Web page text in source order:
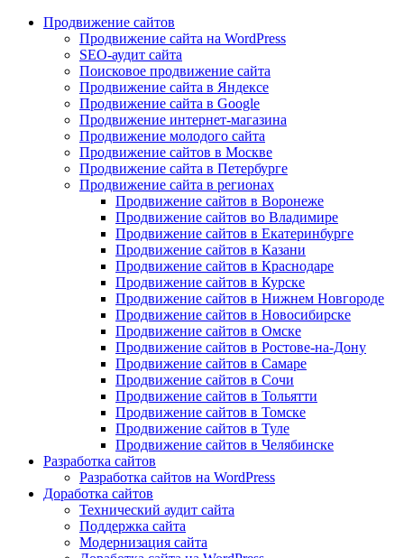
Продвижение сайтов
Продвижение сайта на WordPress
SEO-аудит сайта
Поисковое продвижение сайта
Продвижение сайта в Яндексе
Продвижение сайта в Google
Продвижение интернет-магазина
Продвижение молодого сайта
Продвижение сайтов в Москве
Продвижение сайта в Петербурге
Продвижение сайта в регионах
Продвижение сайтов в Воронеже
Продвижение сайтов во Владимире
Продвижение сайтов в Екатеринбурге
Продвижение сайтов в Казани
Продвижение сайтов в Краснодаре
Продвижение сайтов в Курске
Продвижение сайтов в Нижнем Новгороде
Продвижение сайтов в Новосибирске
Продвижение сайтов в Омске
Продвижение сайтов в Ростове-на-Дону
Продвижение сайтов в Самаре
Продвижение сайтов в Сочи
Продвижение сайтов в Тольятти
Продвижение сайтов в Томске
Продвижение сайтов в Туле
Продвижение сайтов в Челябинске
Разработка сайтов
Разработка сайтов на WordPress
Доработка сайтов
Технический аудит сайта
Поддержка сайта
Модернизация сайта